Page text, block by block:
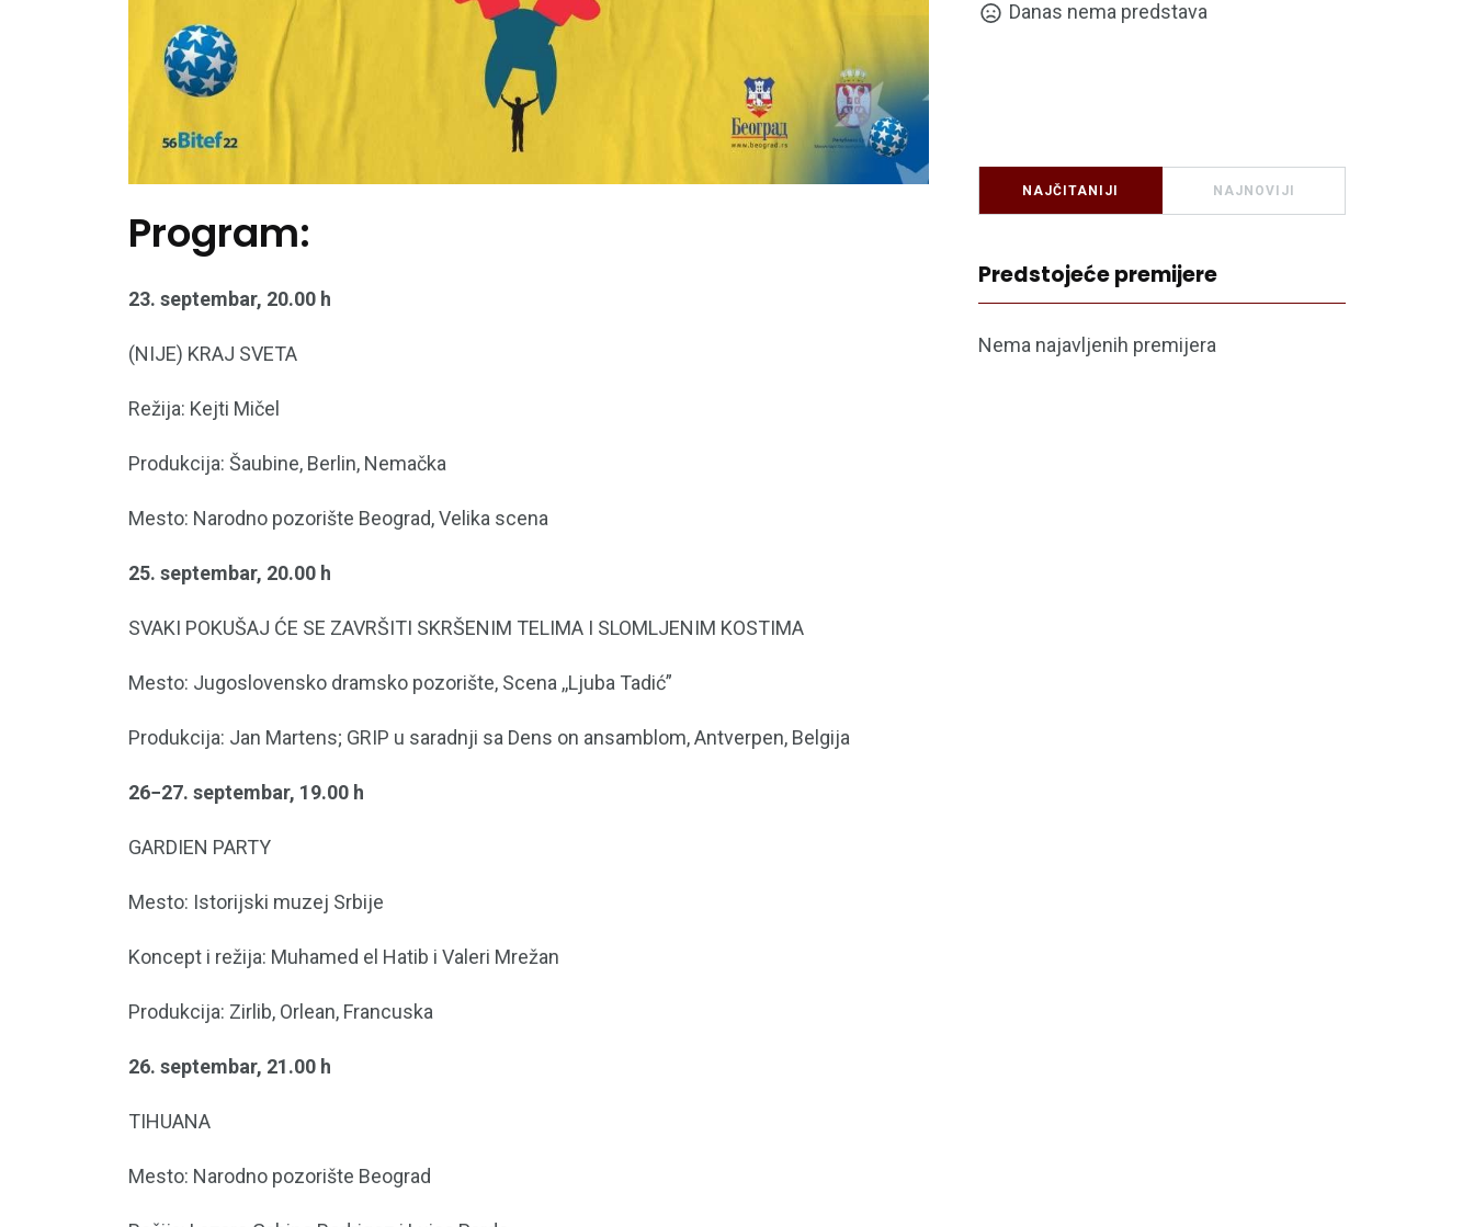
Program:
23. septembar, 20.00 h
(NIJE) KRAJ SVETA
Režija: Kejti Mičel
Produkcija: Šaubine, Berlin, Nemačka
Mesto: Narodno pozorište Beograd, Velika scena
25. septembar, 20.00 h
SVAKI POKUŠAJ ĆE SE ZAVRŠITI SKRŠENIM TELIMA I SLOMLJENIM KOSTIMA
Mesto: Jugoslovensko dramsko pozorište, Scena ,,Ljuba Tadić”
Produkcija: Jan Martens; GRIP u saradnji sa Dens on ansamblom, Antverpen, Belgija
26−27. septembar, 19.00 h
GARDIEN PARTY
Mesto: Istorijski muzej Srbije
Koncept i režija: Muhamed el Hatib i Valeri Mrežan
Produkcija: Zirlib, Orlean, Francuska
26. septembar, 21.00 h
TIHUANA
Mesto: Narodno pozorište Beograd
Danas nema predstava
NAJČITANIJI NAJNOVIJI
Predstojeće premijere
Nema najavljenih premijera